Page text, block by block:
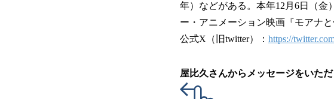
年）などがある。本年12月6日（金
ー・アニメーション映画『モアナ
公式X（旧twitter）： https://
屋比久さんからメッセージをいただ